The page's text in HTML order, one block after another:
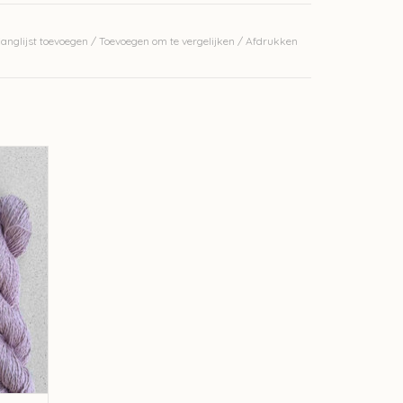
toevoegen / Toevoegen om te vergelijken / Afdrukken
37